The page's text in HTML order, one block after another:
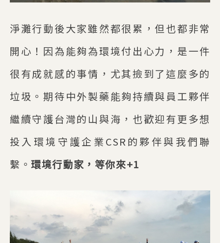
淨灘行動後大家雖然都很累，但也都非常
開心！因為能夠為環境付出心力，是一件
很有成就感的事情，尤其撿到了這麼多的
垃圾。期待中外製藥能夠持續與員工夥伴
繼續守護台灣的山與海，也歡迎有更多想
投入環境守護企業CSR的夥伴與我們聯
繫。環境行動家，等你來+1